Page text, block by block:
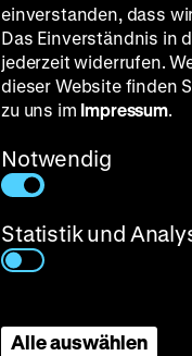
einverstanden, dass
Das Einverständnis in
jederzeit widerrufen.
dieser Website finden
zu uns im Impressum.
Notwendig
Statistik und
Alle auswählen